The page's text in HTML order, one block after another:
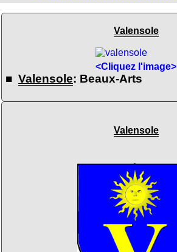
Valensole
<Cliquez l'image>
■ Valensole: Beaux-Arts
Valensole